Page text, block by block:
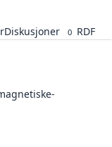
Diskusjoner 0 RDF